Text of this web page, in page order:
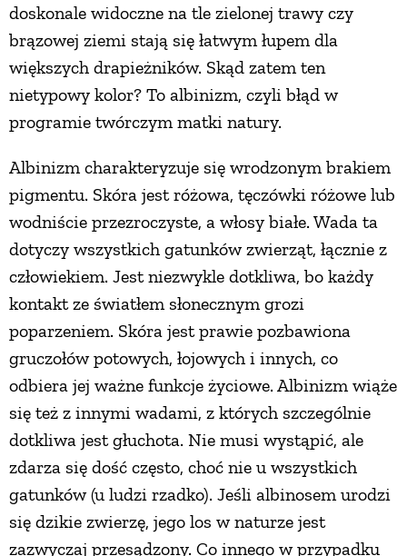
doskonale widoczne na tle zielonej trawy czy
brązowej ziemi stają się łatwym łupem dla
większych drapieżników. Skąd zatem ten
nietypowy kolor? To albinizm, czyli błąd w
programie twórczym matki natury.
Albinizm charakteryzuje się wrodzonym brakiem
pigmentu. Skóra jest różowa, tęczówki różowe lub
wodniście przezroczyste, a włosy białe. Wada ta
dotyczy wszystkich gatunków zwierząt, łącznie z
człowiekiem. Jest niezwykle dotkliwa, bo każdy
kontakt ze światłem słonecznym grozi
poparzeniem. Skóra jest prawie pozbawiona
gruczołów potowych, łojowych i innych, co
odbiera jej ważne funkcje życiowe. Albinizm wiąże
się też z innymi wadami, z których szczególnie
dotkliwa jest głuchota. Nie musi wystąpić, ale
zdarza się dość często, choć nie u wszystkich
gatunków (u ludzi rzadko). Jeśli albinosem urodzi
się dzikie zwierzę, jego los w naturze jest
zazwyczaj przesądzony. Co innego w przypadku
RĘKODZIEŁO
RZEMIOSŁO
ZRÓB TO SAM
PRZEPISY
ŚNIADANIA
PRZYSTAWKI
ZUPY
DANIA GŁÓWNE
CIASTA I DESERY